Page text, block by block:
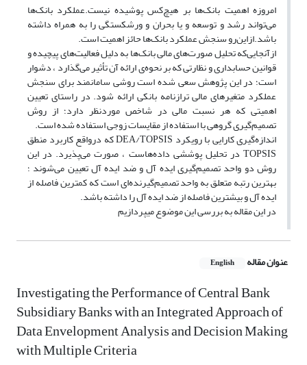
امروزه اهمیت بانک‌ها بر هیچ‌کس پوشیده نیست.عملکرد بانک‌ها
می‌تواند رشد و توسعه و یا بحران و ورشکستگی را به همراه داشته
باشد.ازاین‌رو سنجش عملکرد بانک‌ها حائز اهمیت است.
ازآنجایی‌که تحلیل صورت‌های مالی بانک‌ها به دلیل فعالیت‌های پیچیده و
قوانین حسابداری و نظارتی که بر نحوه‌ی ارائه آن تأثیر می‌گذارد ، دشوار
است؛ در این پژوهش سعی شده است روشی سامانمند برای سنجش
عملکرد متغیرهای مالی ترازنامه بانکی ارائه شود. در راستای تعیین
اهمیتی که هر نسبت مالی در شاخص موردنظر دارد؛ از روش
تصمیم‌گیری گروهی با استفاده از مقایسات زوجی استفاده شده است.
اندازه‌گیری کارایی با رویکرد DEA/TOPSIS که درواقع کاربرد منطق
TOPSIS در تحلیل پوششی داده‌هاست ، صورت می‌پذیرد. در این
روش دو واحد تصمیم‌گیری ایده آل و ضد ایده آل تعیین می‌شوند ؛
بهترین رتبه متعلق به واحد تصمیم‌گیرنده‌ای است که کمترین فاصله از
ایده آل و بیشترین فاصله از ضد ایده آل را داشته باشد.
در این مقاله به بررسی این موضوع میپردازیم
عنوان مقاله English
Investigating the Performance of Central Bank
Subsidiary Banks with an Integrated Approach of
Data Envelopment Analysis and Decision Making
with Multiple Criteria